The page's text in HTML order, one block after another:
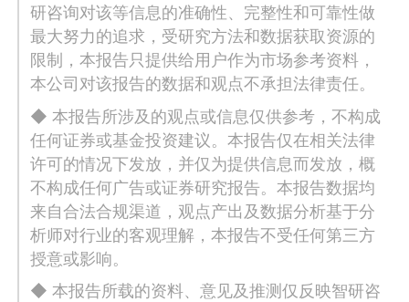
研咨询对该等信息的准确性、完整性和可靠性做
最大努力的追求，受研究方法和数据获取资源的
限制，本报告只提供给用户作为市场参考资料，
本公司对该报告的数据和观点不承担法律责任。
◆ 本报告所涉及的观点或信息仅供参考，不构成
任何证券或基金投资建议。本报告仅在相关法律
许可的情况下发放，并仅为提供信息而发放，概
不构成任何广告或证券研究报告。本报告数据均
来自合法合规渠道，观点产出及数据分析基于分
析师对行业的客观理解，本报告不受任何第三方
授意或影响。
◆ 本报告所载的资料、意见及推测仅反映智研咨